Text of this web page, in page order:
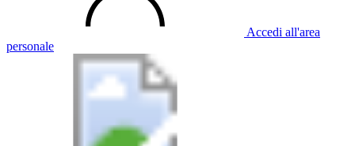
Accedi all'area
personale